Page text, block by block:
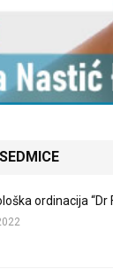
ordinacija “Dr